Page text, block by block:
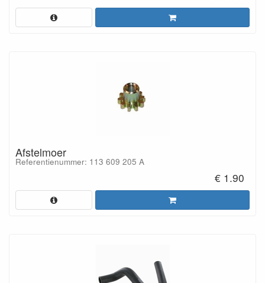
Afstelmoer
Referentienummer: 113 609 205 A
€ 1.90